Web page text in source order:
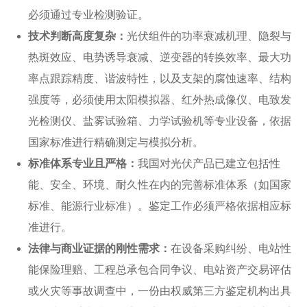
必须通过专业检测验证。
技术判断高度复杂：光伏组件的功率衰减机理、隐裂与
热斑效应、电势诱导衰减、逆变器的转换效率、最大功
率点跟踪精度、谐波特性，以及支架的腐蚀速率、结构
强度等，必须使用太阳模拟器、红外热成像仪、电致发
光检测仪、盐雾试验箱、力学试验机等专业设备，依据
国家标准进行精确测定与模拟分析。
标准体系专业且严格：我国对光伏产品已建立包括性
能、安全、环境、耐久性在内的完善标准体系（如国家
标准、能源行业标准）。鉴定工作必须严格依据相应标
准进行。
法律与商业证据的刚性需求：在设备采购纠纷、电站性
能保险理赔、工程总承包合同争议、电站资产交易评估
或火灾等事故调查中，一份由权威第三方鉴定机构出具